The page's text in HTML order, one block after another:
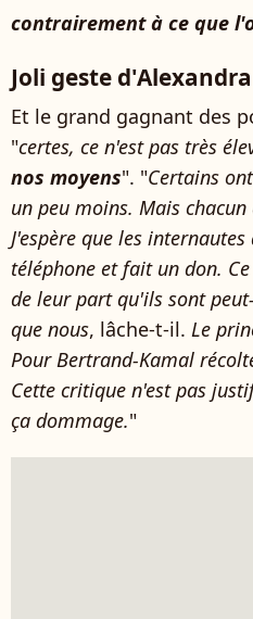
contrairement à ce que
Joli geste
Et le grand gagnant des
"certes, ce n'est pas très
nos moyens". "Certains
un peu moins. Mais
J'espère que les
téléphone et fait un don.
de leur part qu'ils sont
que nous, lâche-t-il. Le
Pour Bertrand-Kamal
Cette critique n'est pas
ça dommage."